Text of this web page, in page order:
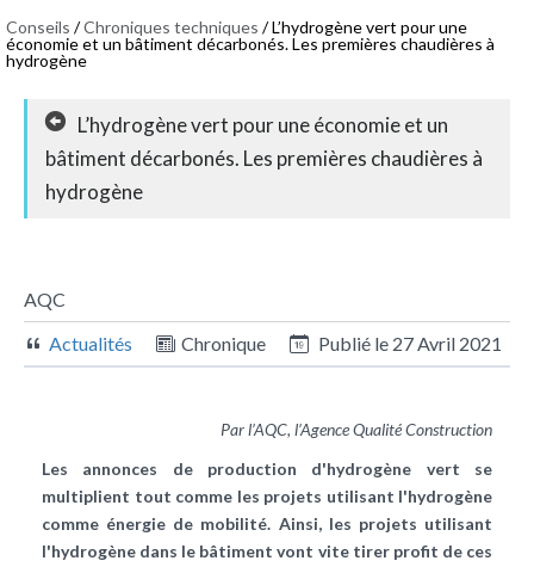
Conseils /Chroniques techniques / L’hydrogène vert pour une
économie et un bâtiment décarbonés. Les premières chaudières à
hydrogène
L’hydrogène vert pour une économie et un
bâtiment décarbonés. Les premières chaudières à
hydrogène
AQC
Actualités
Chronique Publié le 27 Avril 2021
Par l’AQC, l’Agence Qualité Construction
Les annonces de production d'hydrogène vert se
multiplient tout comme les projets utilisant l'hydrogène
comme énergie de mobilité. Ainsi, les projets utilisant
l'hydrogène dans le bâtiment vont vite tirer profit de ces